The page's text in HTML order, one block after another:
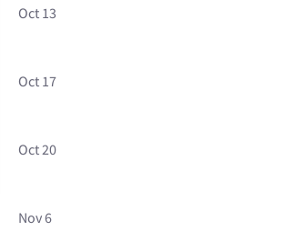
Oct 13
Oct 17
Oct 20
Nov 6